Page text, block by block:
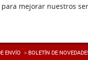
mejorar nuestros
ENVÍ­O BOLETÍN DE